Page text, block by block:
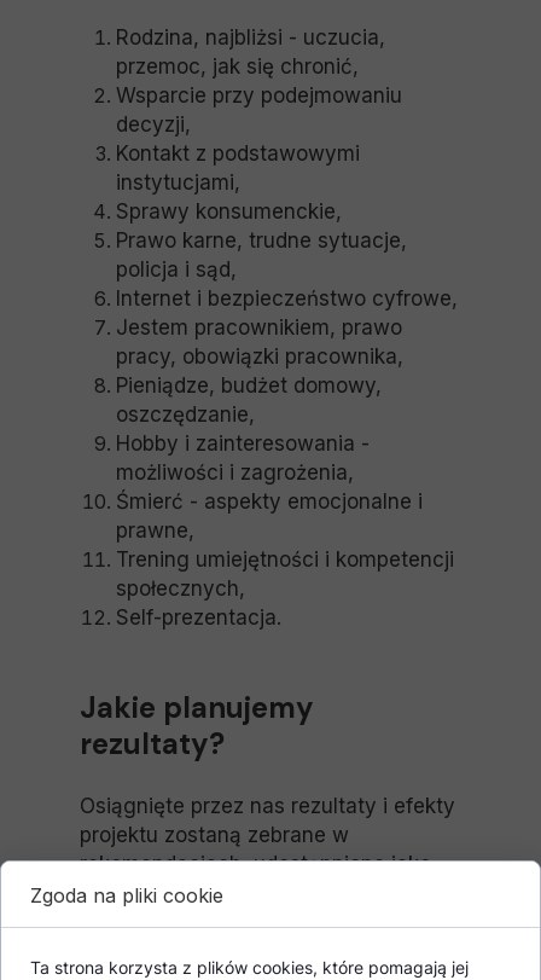
Rodzina, najbliżsi - uczucia,
przemoc, jak się chronić,
Wsparcie przy podejmowaniu
decyzji,
Kontakt z podstawowymi
instytucjami,
Sprawy konsumenckie,
Prawo karne, trudne sytuacje,
policja i sąd,
Internet i bezpieczeństwo cyfrowe,
Jestem pracownikiem, prawo
pracy, obowiązki pracownika,
Pieniądze, budżet domowy,
oszczędzanie,
Hobby i zainteresowania -
możliwości i zagrożenia,
Śmierć - aspekty emocjonalne i
prawne,
Trening umiejętności i kompetencji
społecznych,
Self-prezentacja.
Jakie planujemy
rezultaty?
Osiągnięte przez nas rezultaty i efekty
projektu zostaną zebrane w
rekomendacjach, udostępnione jako
materiały do pobrania na naszej
stronie, ale również
Zgoda na pliki cookie
Ta strona korzysta z plików cookies, które pomagają jej